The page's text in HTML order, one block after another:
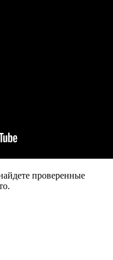
проверенные